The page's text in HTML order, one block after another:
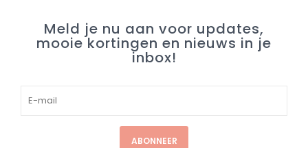
Meld je nu aan voor updates,
mooie kortingen en nieuws in je
inbox!
ABONNEER